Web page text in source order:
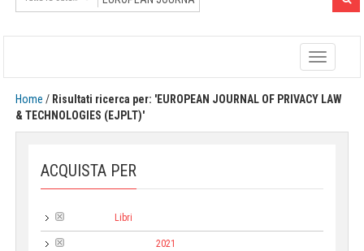
Toggle
navigation
Home / Risultati ricerca per: 'EUROPEAN JOURNAL OF PRIVACY LAW
& TECHNOLOGIES (EJPLT)'
ACQUISTA PER
Libri
2021